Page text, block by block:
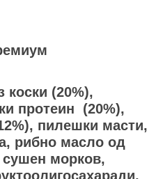
коски (20%),
протеин (20%),
пилешки масти,
рибно масло од
сушен морков,